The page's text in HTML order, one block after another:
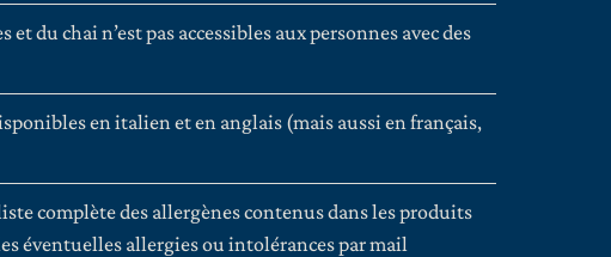
et du chai n’est pas accessibles aux personnes avec des
en italien et en anglais (mais aussi en français,
complète des allergènes contenus dans les produits
éventuelles allergies ou intolérances par mail